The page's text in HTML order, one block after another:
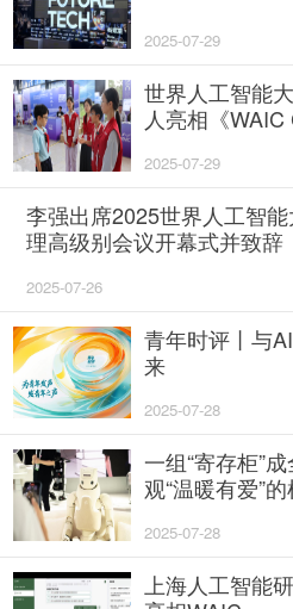
2025-07-29
世界人工智能
人亮相《WAIC
2025-07-29
李强出席2025世界人工智
理高级别会议开幕式并致辞
2025-07-26
青年时评丨与
来
2025-07-28
一组“寄存柜”
观“温暖有爱”
2025-07-28
上海人工智能